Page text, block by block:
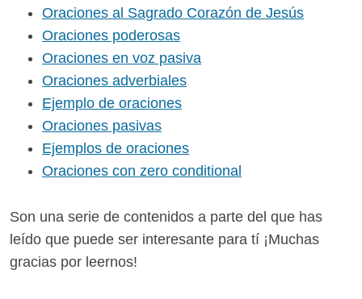
Oraciones al Sagrado Corazón de Jesús
Oraciones poderosas
Oraciones en voz pasiva
Oraciones adverbiales
Ejemplo de oraciones
Oraciones pasivas
Ejemplos de oraciones
Oraciones con zero conditional
Son una serie de contenidos a parte del que has
leído que puede ser interesante para tí ¡Muchas
gracias por leernos!